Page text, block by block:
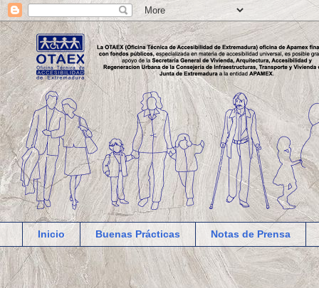
Inicio Buenas Prácticas Notas de Prensa